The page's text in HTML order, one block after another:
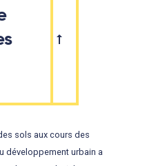
sols aux cours des
développement urbain a